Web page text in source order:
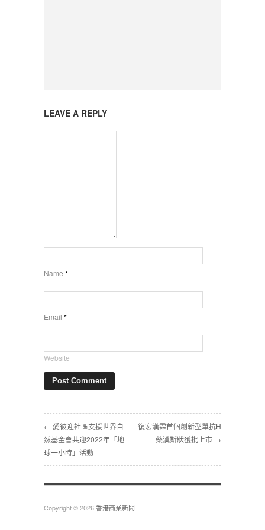
LEAVE A REPLY
Name *
Email *
Website
← 愛彼迎社區支援世界自
然基金會共迎2022年「地
球一小時」活動
復宏漢霖首個創新型單抗H
藥漢斯狀獲批上市 →
Copyright © 2026香港商業新聞